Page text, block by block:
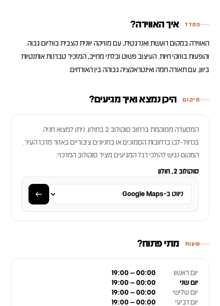
החלל איך האווירה?
האווירה במקום רועשת ואנרגטית, עם מוזיקה יוונית קצבית בווליום גבוה
והופעות בוזוקי חיות. העיצוב פשוט ובלתי מחייב, המזכיר טברנות אותנטיות
ביוון, עם תאורה חמה ואינטראקציה גבוהה בין האורחים.
מיקום היכן נמצא ואיך מגיעים?
המסעדה ממוקמת ברחוב סוקולוב 2 בחולון. ניתן למצוא חניה
בכחול-לבן ברחובות הסמוכים או בחניונים ציבוריים באזור מרכז העיר.
המקום נגיש להולכי רגל המגיעים מציר סוקולוב המרכזי.
סוקולוב 2, חולון
שעות מתי פתוח?
יום ראשון
19:00 – 00:00
יום שני
19:00 – 00:00
יום שלישי
19:00 – 00:00
יום רביעי
19:00 – 00:00